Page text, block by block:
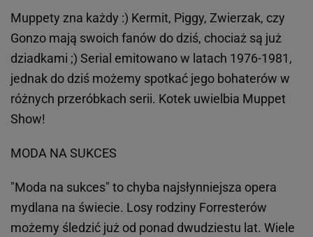
Muppety zna każdy :) Kermit, Piggy, Zwierzak, czy
Gonzo mają swoich fanów do dziś, chociaż są już
dziadkami ;) Serial emitowano w latach 1976-1981,
jednak do dziś możemy spotkać jego bohaterów w
różnych przeróbkach serii. Kotek uwielbia Muppet
Show!
MODA NA SUKCES
"Moda na sukces" to chyba najsłynniejsza opera
mydlana na świecie. Losy rodziny Forresterów
możemy śledzić już od ponad dwudziestu lat. Wiele